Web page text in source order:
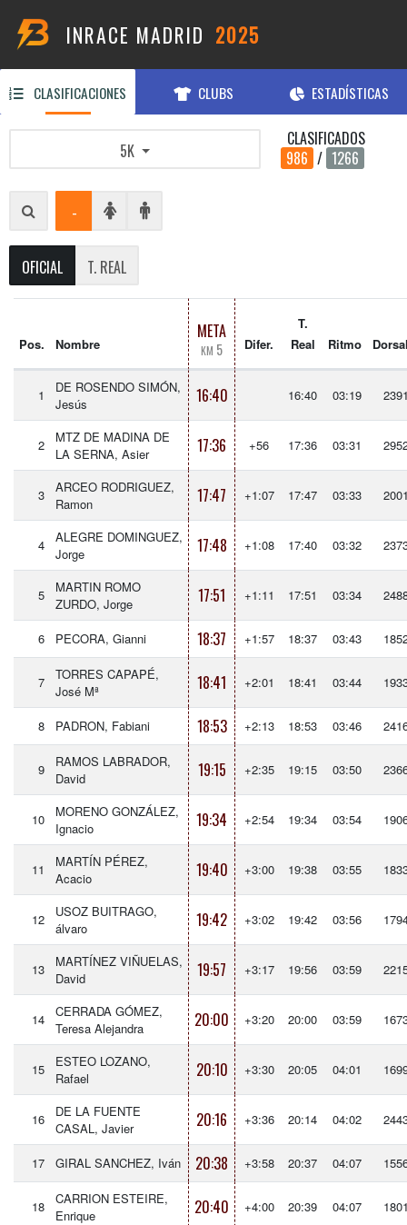
INRACE MADRID 2025
CLASIFICACIONES CLUBS ESTADÍSTICAS
5K
CLASIFICADOS
986 / 1266
-
OFICIAL T. REAL
Pos. Nombre
META
KM 5 Difer.
T.
Real
Ritmo
1
DE ROSENDO SIMÓN,
Jesús
16:40 16:40 03:19
2
MTZ DE MADINA DE
LA SERNA, Asier
17:36 +56 17:36 03:31
3
ARCEO RODRIGUEZ,
Ramon
17:47 +1:07 17:47 03:33
4
ALEGRE DOMINGUEZ,
Jorge
17:48 +1:08 17:40 03:32
5
MARTIN ROMO
ZURDO, Jorge
17:51 +1:11 17:51 03:34
6 PECORA, Gianni 18:37 +1:57 18:37 03:43
7
TORRES CAPAPÉ,
José Mª
18:41 +2:01 18:41 03:44
8 PADRON, Fabiani 18:53 +2:13 18:53 03:46
9
RAMOS LABRADOR,
David
19:15 +2:35 19:15 03:50
10
MORENO GONZÁLEZ,
Ignacio
19:34 +2:54 19:34 03:54
11
MARTÍN PÉREZ,
Acacio
19:40 +3:00 19:38 03:55
12
USOZ BUITRAGO,
álvaro
19:42 +3:02 19:42 03:56
13
MARTÍNEZ VIÑUELAS,
David
19:57 +3:17 19:56 03:59
14
CERRADA GÓMEZ,
Teresa Alejandra
20:00 +3:20 20:00 03:59
15
ESTEO LOZANO,
Rafael
20:10 +3:30 20:05 04:01
16
DE LA FUENTE
CASAL, Javier
20:16 +3:36 20:14 04:02
17 GIRAL SANCHEZ, Iván 20:38 +3:58 20:37 04:07
18
CARRION ESTEIRE,
Enrique
20:40 +4:00 20:39 04:07